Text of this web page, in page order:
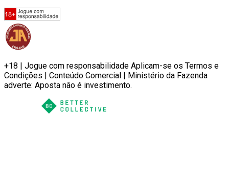
+18 | Jogue com responsabilidade Aplicam-se os Termos e
Condições | Conteúdo Comercial | Ministério da Fazenda
adverte: Aposta não é investimento.